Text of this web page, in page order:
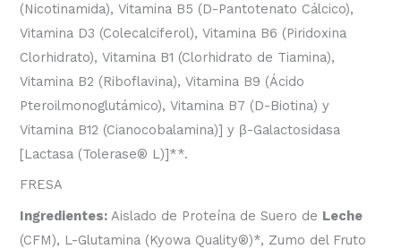
(Nicotinamida), Vitamina B5 (D-Pantotenato Cálcico),
Vitamina D3 (Colecalciferol), Vitamina B6 (Piridoxina
Clorhidrato), Vitamina B1 (Clorhidrato de Tiamina),
Vitamina B2 (Riboflavina), Vitamina B9 (Ácido
Pteroilmonoglutámico), Vitamina B7 (D-Biotina) y
Vitamina B12 (Cianocobalamina)] y β-Galactosidasa
[Lactasa (Tolerase® L)]**.
FRESA
Ingredientes: Aislado de Proteína de Suero de Leche
(CFM), L-Glutamina (Kyowa Quality®)*, Zumo del Fruto